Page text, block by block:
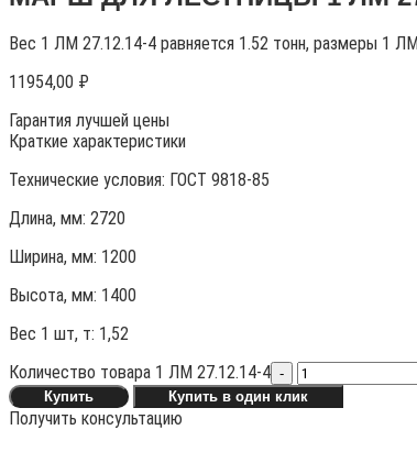
Вес 1 ЛМ 27.12.14-4 равняется 1.52 тонн, размеры 1
11954,00 ₽
Гарантия лучшей цены
Краткие характеристики
Технические условия: ГОСТ 9818-85
Длина, мм: 2720
Ширина, мм: 1200
Высота, мм: 1400
Вес 1 шт, т: 1,52
Количество товара 1 ЛМ 27.12.14-4 -
Купить
Купить в один клик
Получить консультацию